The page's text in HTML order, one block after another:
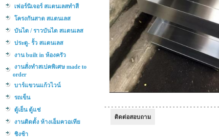
เฟอร์นิเจอร์ สแตนเลสทำสี
โครงกันสาด สแตนเลส
บันได / ราวบันได สแตนเลส
ประตู- รั้ว สแตนเลส
งาน built in ห้องครัว
งานสั่งทำสเปคพิเศษ made to
order
บาร์แขวนแก้วไวน์
รถเข็น
ตู้เย็น ตู้แช่
งานติดตั้ง ห้างเอ็มควอเทีย
ชิงช้า
ติดต่อสอบถาม